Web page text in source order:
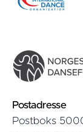
Postadresse
Postboks